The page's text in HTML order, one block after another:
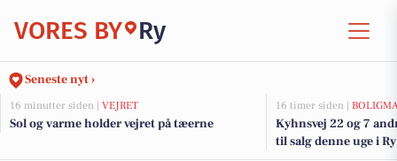
VORES BY Ry
Seneste nyt ›
16 minutter siden | VEJRET
Sol og varme holder vejret på tæerne
16 timer siden |
Kyhnsvej 22 og 7
til salg denne uge i